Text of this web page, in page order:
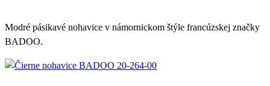
Modré pásikavé nohavice v námornickom štýle francúzskej značky
BADOO.